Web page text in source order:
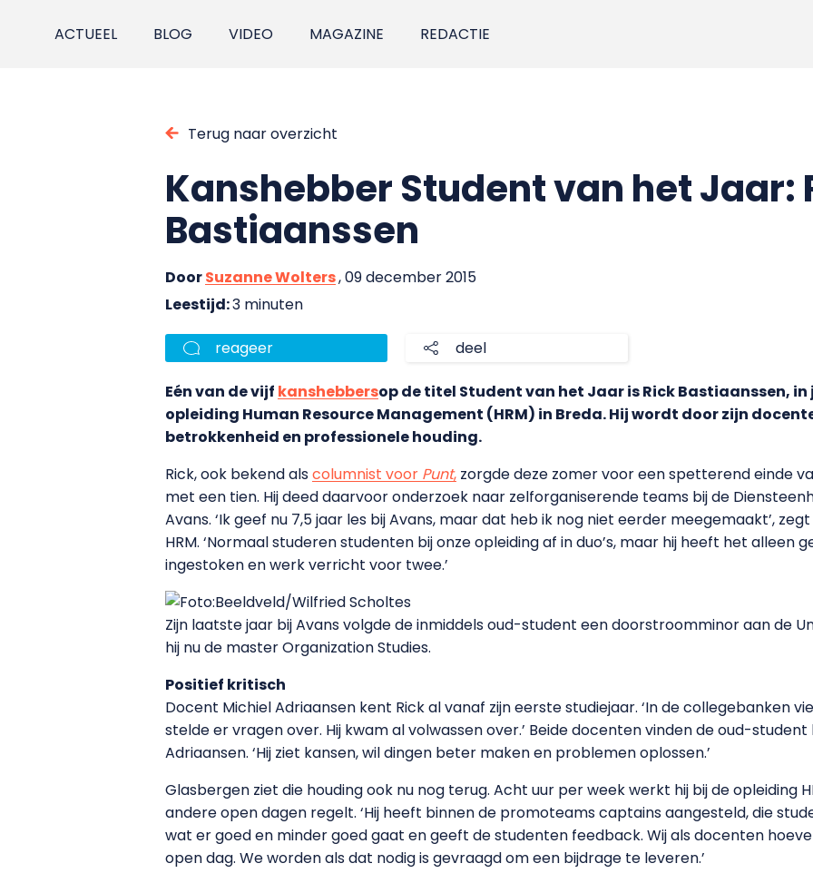
ACTUEEL BLOG VIDEO MAGAZINE REDACTIE
Terug naar overzicht
Kanshebber Student van het Jaar:
Bastiaanssen
DoorSuzanne Wolters, 09 december 2015
Leestijd:3 minuten
reageer deel
Eén van de vijf kanshebbersop de titel Student van het Jaar is Rick Bastiaanssen,
opleiding Human Resource Management (HRM) in Breda. Hij wordt door zijn
betrokkenheid en professionele houding.
Rick, ook bekend alscolumnist voor Punt, zorgde deze zomer voor een spetterend einde
met een tien. Hij deed daarvoor onderzoek naar zelforganiserende teams bij de
Avans. ‘Ik geef nu 7,5 jaar les bij Avans, maar dat heb ik nog niet eerder meegemaakt’,
HRM. ‘Normaal studeren studenten bij onze opleiding af in duo’s, maar hij heeft het alleen
ingestoken en werk verricht voor twee.’
Zijn laatste jaar bij Avans volgde de inmiddels oud-student een doorstroomminor aan de
hij nu de master Organization Studies.
Positief kritisch
Docent Michiel Adriaansen kent Rick al vanaf zijn eerste studiejaar. ‘In de collegebanken
stelde er vragen over. Hij kwam al volwassen over.’ Beide docenten vinden de oud-student
Adriaansen. ‘Hij ziet kansen, wil dingen beter maken en problemen oplossen.’
Glasbergen ziet die houding ook nu nog terug. Acht uur per week werkt hij bij de opleiding
andere open dagen regelt. ‘Hij heeft binnen de promoteams captains aangesteld, die
wat er goed en minder goed gaat en geeft de studenten feedback. Wij als docenten
open dag. We worden als dat nodig is gevraagd om een bijdrage te leveren.’